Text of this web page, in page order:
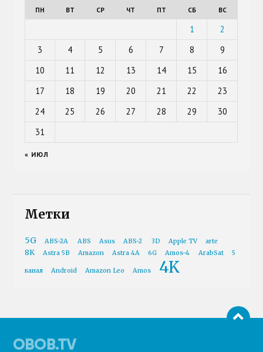
ПН ВТ СР ЧТ ПТ СБ ВС
1
2
3
4 5 6 7 8
9
10
11 12 13 14 15
16
17
18 19 20 21 22
23
24
25 26 27 28 29
30
31
« ИЮЛ
Метки
5G ABS-2A ABS Asus ABS-2 3D Apple TV arte
8K Astra 5B Amazon Astra 4A 6G Amos-4 ArabSat 5
канал Android Amazon Leo Amos 4K